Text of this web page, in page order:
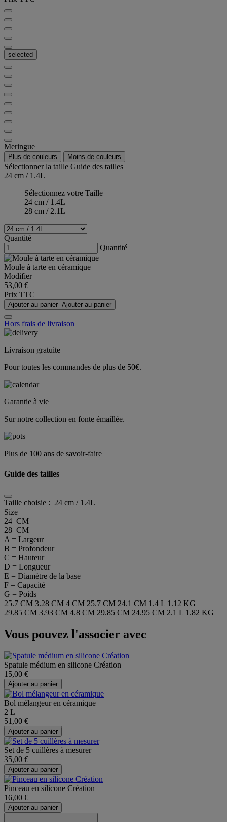
selected
Meringue
Plus de couleurs Moins de couleurs
Sélectionner la taille Guide des tailles
24 cm / 1.4L
Sélectionnez votre Taille
24 cm / 1.4L
28 cm / 2.1L
Quantité
Quantité
Moule à tarte en céramique
Modifier
53,00 €
Prix TTC
Ajouter au panier Ajouter au panier
Hors frais de livraison
Livraison gratuite
Pour toutes les commandes de plus de 50€.
Garantie à vie
Sur notre collection en fonte émaillée.
Plus de 100 ans de savoir-faire
Guide des tailles
Taille choisie : 24 cm / 1.4L
Size
24 CM
28 CM
A = Largeur
B = Profondeur
C = Hauteur
D = Longueur
E = Diamètre de la base
F = Capacité
G = Poids
25.7 CM 3.28 CM 4 CM 25.7 CM 24.1 CM 1.4 L 1.12 KG
29.85 CM 3.93 CM 4.8 CM 29.85 CM 24.95 CM 2.1 L 1.82 KG
Vous pouvez l'associer avec
Spatule médium en silicone Création
15,00 €
Ajouter au panier
Bol mélangeur en céramique
2 L
51,00 €
Ajouter au panier
Set de 5 cuillères à mesurer
35,00 €
Ajouter au panier
Pinceau en silicone Création
16,00 €
Ajouter au panier